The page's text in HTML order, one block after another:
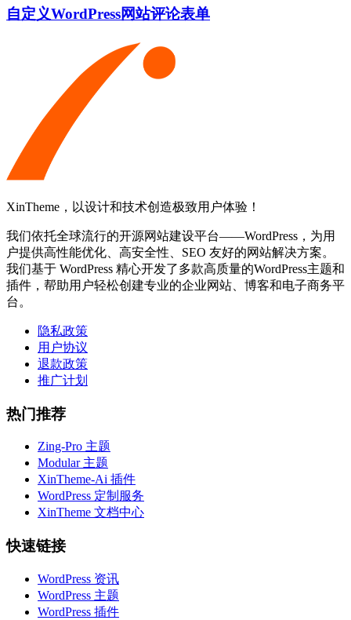
自定义WordPress网站评论表单
XinTheme，以设计和技术创造极致用户体验！
我们依托全球流行的开源网站建设平台——WordPress，为用
户提供高性能优化、高安全性、SEO 友好的网站解决方案。
我们基于 WordPress 精心开发了多款高质量的WordPress主题和
插件，帮助用户轻松创建专业的企业网站、博客和电子商务平
台。
隐私政策
用户协议
退款政策
推广计划
热门推荐
Zing-Pro 主题
Modular 主题
XinTheme-Ai 插件
WordPress 定制服务
XinTheme 文档中心
快速链接
WordPress 资讯
WordPress 主题
WordPress 插件